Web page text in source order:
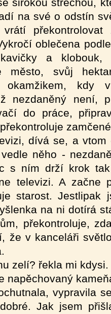
širokou střechou,
na své o odstín
oblečena
a
město, svůj
okamžikem, kdy
nezdaněný není,
do práce,
dívá se, a
něho -
s ním drží krok
televizi. A začne
starost.
na ni dotírá
překontroluje,
že v kanceláři
zelí? řekla mi kdysi.
napěchovaný
vypravila
Jak jsem